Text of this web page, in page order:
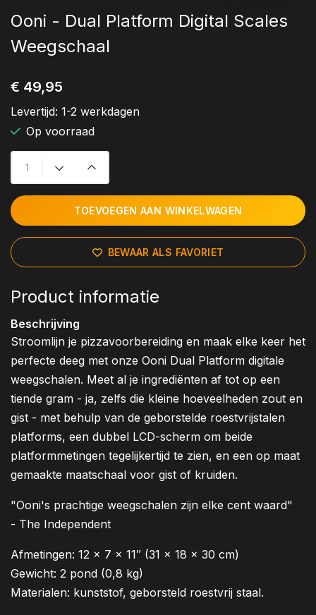
Ooni - Dual Platform Digital Scales
Weegschaal
€ 49,95
Levertijd: 1-2 werkdagen
Op voorraad
TOEVOEGEN AAN WINKELWAGEN
BEWAAR ALS FAVORIET
Product informatie
Beschrijving
Stroomlijn je pizzavoorbereiding en maak elke keer het
perfecte deeg met onze Ooni Dual Platform digitale
weegschalen. Meet al je ingrediënten af tot op een
tiende gram - ja, zelfs die kleine hoeveelheden zout en
gist - met behulp van de geborstelde roestvrijstalen
platforms, een dubbel LCD-scherm om beide
platformmetingen tegelijkertijd te zien, en een op maat
gemaakte maatschaal voor gist of kruiden.
"Ooni's prachtige weegschalen zijn elke cent waard"
- The Independent
Afmetingen: 12 x 7 x 11″ (31 x 18 x 30 cm)
Gewicht: 2 pond (0,8 kg)
Materialen: kunststof, geborsteld roestvrij staal.